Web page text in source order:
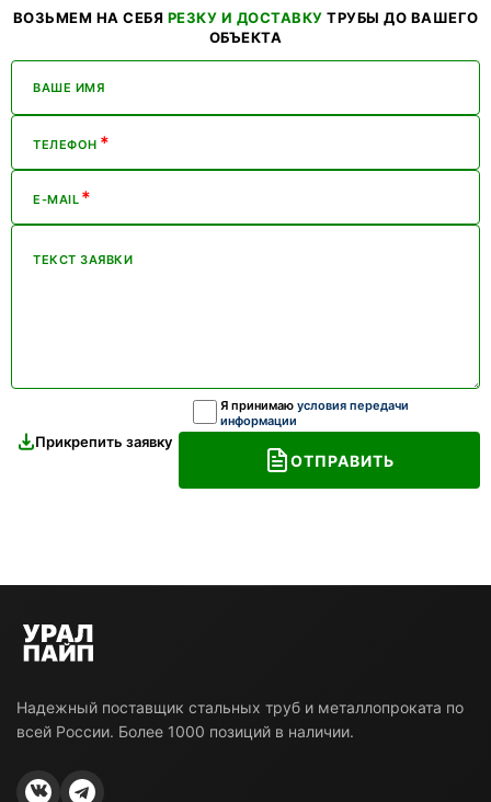
ВОЗЬМЕМ НА СЕБЯ РЕЗКУ И ДОСТАВКУ ТРУБЫ ДО ВАШЕГО
ОБЪЕКТА
ВАШЕ ИМЯ
ТЕЛЕФОН *
E-MAIL *
ТЕКСТ ЗАЯВКИ
Прикрепить заявку
Я принимаю условия передачи
информации
ОТПРАВИТЬ
Надежный поставщик стальных труб и металлопроката по
всей России. Более 1000 позиций в наличии.